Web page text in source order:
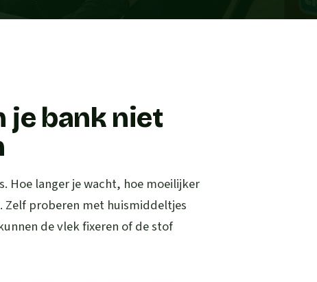
je bank niet
Hoe langer je wacht, hoe moeilijker
proberen met huismiddeltjes
de vlek fixeren of de stof